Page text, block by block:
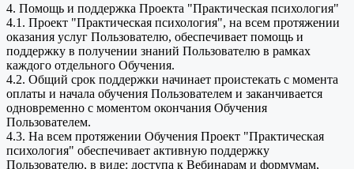
4. Помощь и поддержка Проекта "Практическая психология"
4.1. Проект "Практическая психология", на всем протяжении
оказания услуг Пользователю, обеспечивает помощь и
поддержку в получении знаний Пользователю в рамках
каждого отдельного Обучения.
4.2. Общий срок поддержки начинает проистекать с момента
оплаты и начала обучения Пользователем и заканчивается
одновременно с моментом окончания Обучения
Пользователем.
4.3. На всем протяжении Обучения Проект "Практическая
психология" обеспечивает активную поддержку
Пользователю, в виде: доступа к Вебинарам и формумам,